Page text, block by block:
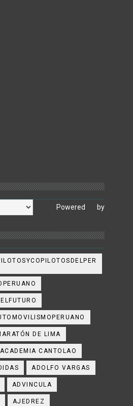
Powered by
DE LIMA
ACADEMIA CANTOLAO
ADOLFO VARGAS
ADVINCULA
AJEDREZ